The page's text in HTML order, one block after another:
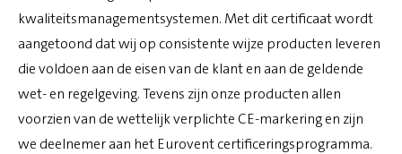
kwaliteitsmanagementsystemen. Met dit certificaat wordt
aangetoond dat wij op consistente wijze producten leveren
die voldoen aan de eisen van de klant en aan de geldende
wet- en regelgeving. Tevens zijn onze producten allen
voorzien van de wettelijk verplichte CE-markering en zijn
we deelnemer aan het Eurovent certificeringsprogramma.